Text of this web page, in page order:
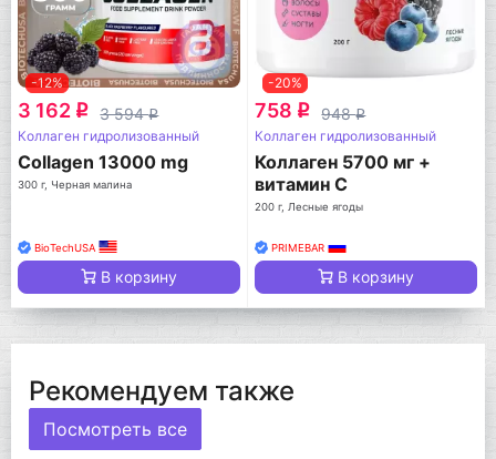
-12%
3 162 q 3 594q
Коллаген гидролизованный
Collagen 13000 mg
300 г, Черная малина
BioTechUSA
В корзину
-20%
758 q 948q
Коллаген гидролизованный
Коллаген 5700 мг +
витамин С
200 г, Лесные ягоды
PRIMEBAR
В корзину
Рекомендуем также
Посмотреть все